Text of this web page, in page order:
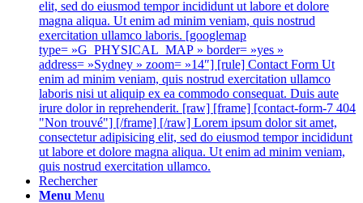
elit, sed do eiusmod tempor incididunt ut labore et dolore
magna aliqua. Ut enim ad minim veniam, quis nostrud
exercitation ullamco laboris. [googlemap
type= »G_PHYSICAL_MAP » border= »yes »
address= »Sydney » zoom= »14″] [rule] Contact Form Ut
enim ad minim veniam, quis nostrud exercitation ullamco
laboris nisi ut aliquip ex ea commodo consequat. Duis aute
irure dolor in reprehenderit. [raw] [frame] [contact-form-7 404
"Non trouvé"] [/frame] [/raw] Lorem ipsum dolor sit amet,
consectetur adipisicing elit, sed do eiusmod tempor incididunt
ut labore et dolore magna aliqua. Ut enim ad minim veniam,
quis nostrud exercitation ullamco.
Rechercher
Menu Menu